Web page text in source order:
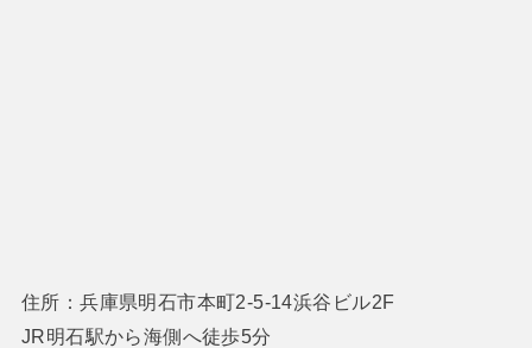
住所：兵庫県明石市本町2-5-14浜谷ビル2F
JR明石駅から海側へ徒歩5分